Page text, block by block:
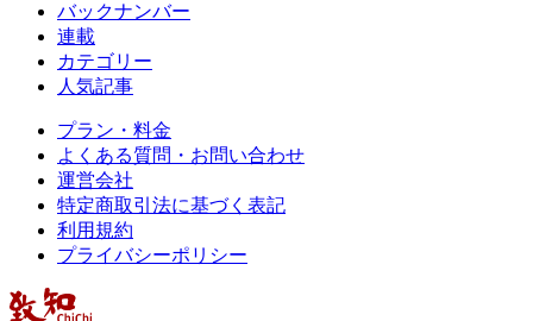
バックナンバー
連載
カテゴリー
人気記事
プラン・料金
よくある質問・お問い合わせ
運営会社
特定商取引法に基づく表記
利用規約
プライバシーポリシー